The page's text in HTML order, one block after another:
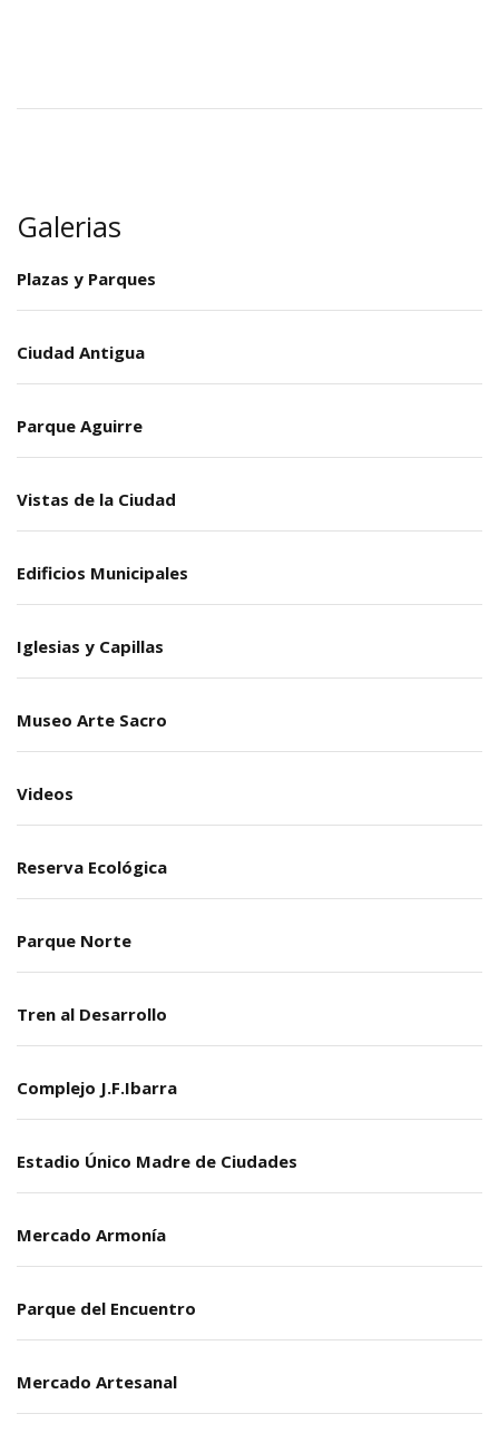
Galerias
Plazas y Parques
Ciudad Antigua
Parque Aguirre
Vistas de la Ciudad
Edificios Municipales
Iglesias y Capillas
Museo Arte Sacro
Videos
Reserva Ecológica
Parque Norte
Tren al Desarrollo
Complejo J.F.Ibarra
Estadio Único Madre de Ciudades
Mercado Armonía
Parque del Encuentro
Mercado Artesanal